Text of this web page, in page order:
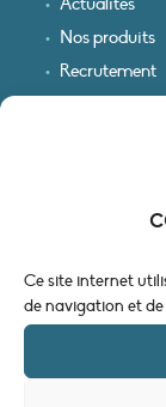
Ce site internet
de navigation et
Nos produits
Recrutement
Recevoir nos
Mentions
Politique de